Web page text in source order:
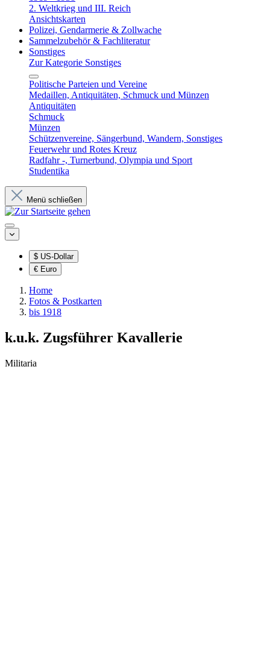
2. Weltkrieg und III. Reich
Ansichtskarten
Polizei, Gendarmerie & Zollwache
Sammelzubehör & Fachliteratur
Sonstiges
Zur Kategorie Sonstiges
Politische Parteien und Vereine
Medaillen, Antiquitäten, Schmuck und Münzen
Antiquitäten
Schmuck
Münzen
Schützenvereine, Sängerbund, Wandern, Sonstiges
Feuerwehr und Rotes Kreuz
Radfahr -, Turnerbund, Olympia und Sport
Studentika
Menü schließen
$ US-Dollar
€ Euro
Home
Fotos & Postkarten
bis 1918
k.u.k. Zugsführer Kavallerie
Militaria